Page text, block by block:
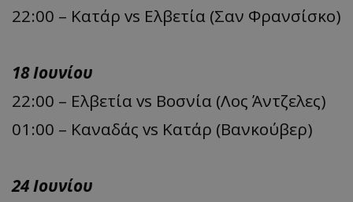
22:00 – Κατάρ vs Ελβετία (Σαν Φρανσίσκο)
18 Ιουνίου
22:00 – Ελβετία vs Βοσνία (Λος Άντζελες)
01:00 – Καναδάς vs Κατάρ (Βανκούβερ)
24 Ιουνίου